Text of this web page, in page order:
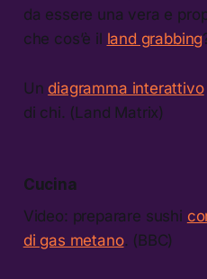
da essere una vera e
che cos’è il land grabbing
Un diagramma interattivo
di chi. (Land Matrix)
Cucina
Video: preparare sushi
di gas metano. (BBC)